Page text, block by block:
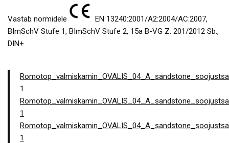
Vastab normidele
EN 13240:2001/A2:2004/AC:2007,
BImSchV Stufe 1, BImSchV Stufe 2, 15a B-VG Z. 201/2012 Sb.,
DIN+
1
1
1